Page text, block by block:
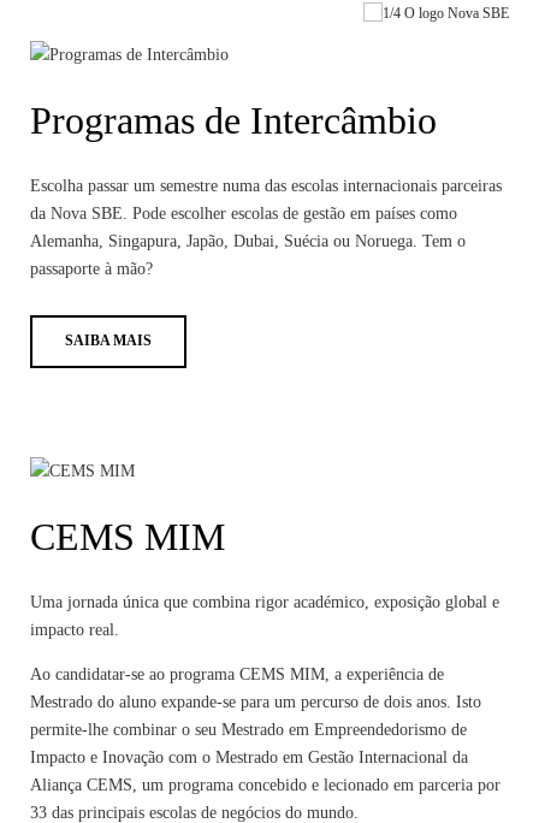
Programas de Intercâmbio
Escolha passar um semestre numa das escolas internacionais parceiras
da Nova SBE. Pode escolher escolas de gestão em países como
Alemanha, Singapura, Japão, Dubai, Suécia ou Noruega. Tem o
passaporte à mão?
SAIBA MAIS
CEMS MIM
Uma jornada única que combina rigor académico, exposição global e
impacto real.
Ao candidatar-se ao programa CEMS MIM, a experiência de
Mestrado do aluno expande-se para um percurso de dois anos. Isto
permite-lhe combinar o seu Mestrado em Empreendedorismo de
Impacto e Inovação com o Mestrado em Gestão Internacional da
Aliança CEMS, um programa concebido e lecionado em parceria por
33 das principais escolas de negócios do mundo.